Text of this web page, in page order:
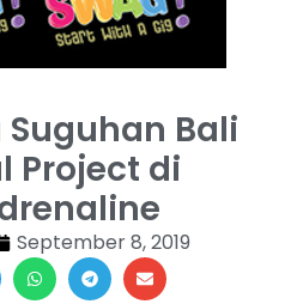
Bali
Project di
September 8, 2019